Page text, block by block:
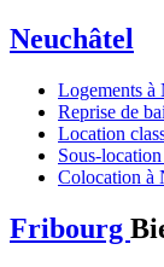
Neuchâtel
Logements à
Reprise de
Location
Sous-
Colocation à
Fribourg